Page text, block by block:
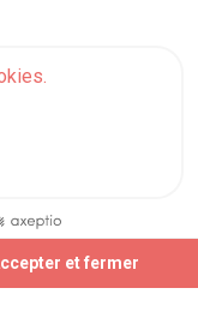
et fermer
Protection des données